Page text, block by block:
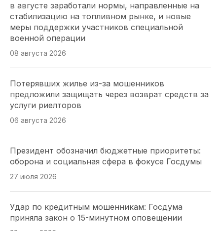
Профильный комитет донского парламента
одобрил День работников опеки и поправки по
доступной среде
23 июля 2026
для бойцов СВО и их семей
23 июля 2026
воспитание
20 июля 2026
общественников для работы в новом составе
Общественной палаты
в августе заработали нормы, направленные на
стабилизацию на топливном рынке, и новые
меры поддержки участников специальной
военной операции
08 августа 2026
Потерявших жилье из-за мошенников
предложили защищать через возврат средств за
услуги риелторов
06 августа 2026
Президент обозначил бюджетные приоритеты:
оборона и социальная сфера в фокусе Госдумы
27 июля 2026
Удар по кредитным мошенникам: Госдума
приняла закон о 15-минутном оповещении